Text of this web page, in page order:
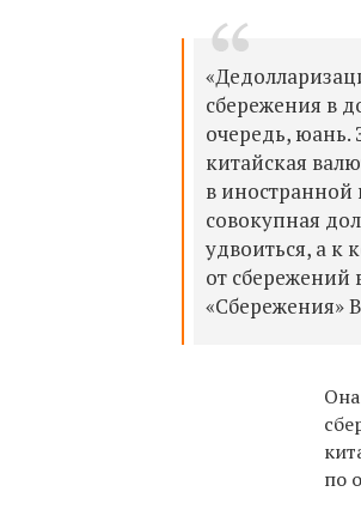
сбережения в
очередь, юань.
китайская
в
совокупная
удвоиться, а к
от сбережений
«Сбережения»
по